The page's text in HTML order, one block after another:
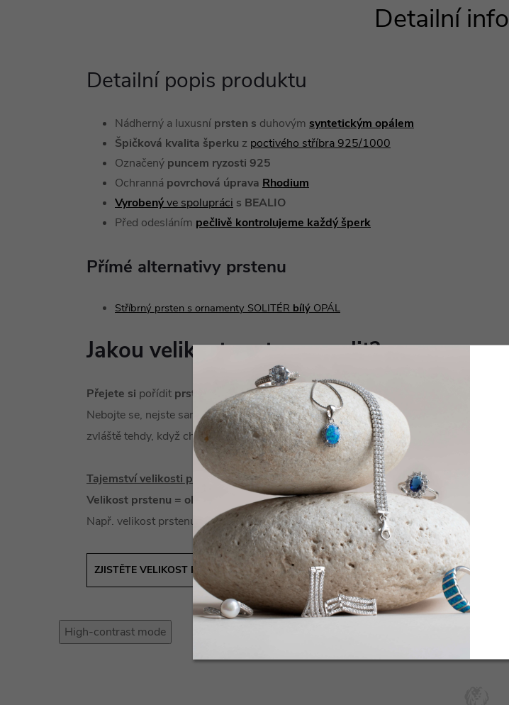
Detailní popis produktu
Nádherný a luxusní prsten s duhovým syntetickým opálem
Špičková kvalita šperku z poctivého stříbra 925/1000
Označený puncem ryzosti 925
Ochranná povrchová úprava Rhodium
Vyrobenýve spolupráci s BEALIO
Před odesláním pečlivě kontrolujeme každý šperk
Přímé alternativy prstenu
Stříbrný prsten s ornamenty SOLITÉR bílý OPÁL
Jakou velikost prstenu zvolit?
Přejete si pořídit prsten a stojíte před otázkou, jakou velikost
Nebojte se, nejste sami! Tato situace může být velice zmatečná,
zvláště tehdy, když chcete koupit prsten jako dárek a překvapení.
Tajemství velikosti prstenuje vlastně velice jednoduché:
Velikost prstenu = obvod prstu
Např. velikost prstenu #53 = obvod prstu 53 mm
ZJISTĚTE VELIKOST PRSTENU SNADNO A RYCHLE
High-contrast mode